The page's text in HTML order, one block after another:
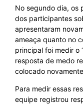
No segundo dia, os
dos participantes
apresentaram
ameaça quanto no
principal foi medir o
resposta de medo
colocado
Para medir essas
equipe registrou